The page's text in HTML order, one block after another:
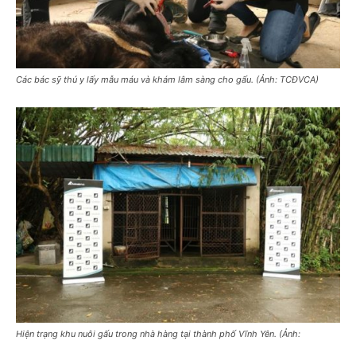
Các bác sỹ thú y lấy mẫu máu và khám lâm sàng cho gấu. (Ảnh: TCĐVCA)
Hiện trạng khu nuôi gấu trong nhà hàng tại thành phố Vĩnh Yên. (Ảnh: